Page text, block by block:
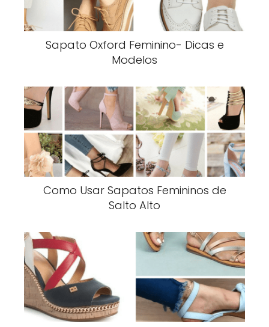
Sapato Oxford Feminino- Dicas e
Modelos
Como Usar Sapatos Femininos de
Salto Alto